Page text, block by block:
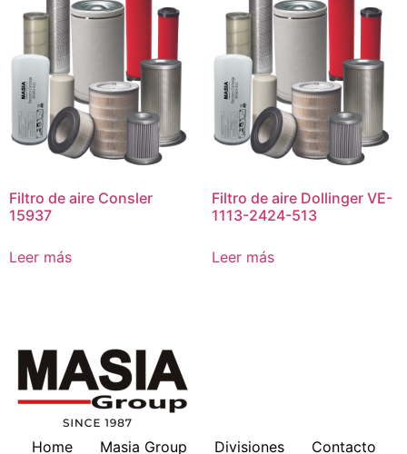
Filtro de aire Consler
15937
Leer más
Filtro de aire Dollinger VE-
1113-2424-513
Leer más
Home Masia Group Divisiones
Contacto